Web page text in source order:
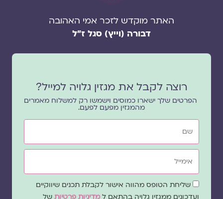
האתר מוקדש לזכר אמי האהובה
דבורה (וייץ) סגל ז"ל
רוצה לקבל את מגזין גלויה למייל?
הפרטים שלך ישארו כמוסים וישמשו רק למשלוח מאמרים
מהמגזין מפעם לפעם.
שם
אימייל
שדהשליחת הטופס מהווה אישור לקבלת תכנים שיווקיים
ועדכונים ממגזין גלויה בהתאם למדיניות פרטיות של